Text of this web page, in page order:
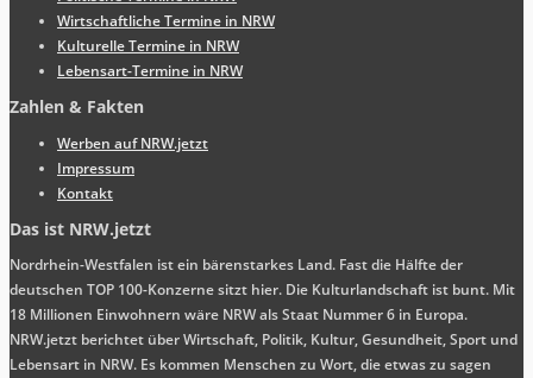
Wirtschaftliche Termine in NRW
Kulturelle Termine in NRW
Lebensart-Termine in NRW
Zahlen & Fakten
Werben auf NRW.jetzt
Impressum
Kontakt
Das ist NRW.jetzt
Nordrhein-Westfalen ist ein bärenstarkes Land. Fast die Hälfte der
deutschen TOP 100-Konzerne sitzt hier. Die Kulturlandschaft ist bunt. Mit
18 Millionen Einwohnern wäre NRW als Staat Nummer 6 in Europa.
NRW.jetzt berichtet über Wirtschaft, Politik, Kultur, Gesundheit, Sport und
Lebensart in NRW. Es kommen Menschen zu Wort, die etwas zu sagen